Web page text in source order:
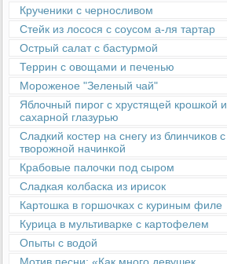
Крученики с черносливом
Стейк из лосося с соусом а-ля тартар
Острый салат с бастурмой
Террин с овощами и печенью
Мороженое "Зеленый чай"
Яблочный пирог с хрустящей крошкой и
сахарной глазурью
Сладкий костер на снегу из блинчиков с
творожной начинкой
Крабовые палочки под сыром
Сладкая колбаска из ирисок
Картошка в горшочках с куриным филе
Курица в мультиварке с картофелем
Опыты с водой